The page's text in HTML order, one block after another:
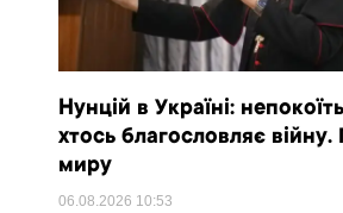
Нунцій в Україні:
хтось благословляє
миру
06.08.2026 10:53